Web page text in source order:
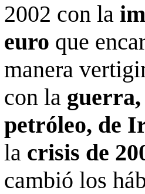
2002 con la
euro que
manera
con la
petróleo, de
la crisis de
cambió los